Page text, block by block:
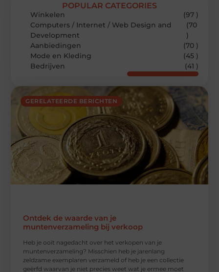
GERELATEERDE BERICHTEN
Ontdek de waarde van je
muntenverzameling bij verkoop
Heb je ooit nagedacht over het verkopen van je
muntenverzameling? Misschien heb je jarenlang
zeldzame exemplaren verzameld of heb je een collectie
geërfd waarvan je niet precies weet wat je ermee moet
POPULAR CATEGORIES
Winkelen
(97 )
Computers / Internet / Web Design and
Development
(70
)
Aanbiedingen
(70 )
Mode en Kleding
(45 )
Bedrijven
(41 )